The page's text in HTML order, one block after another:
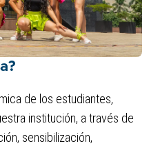
de los estudiantes,
institución, a través de
sensibilización,